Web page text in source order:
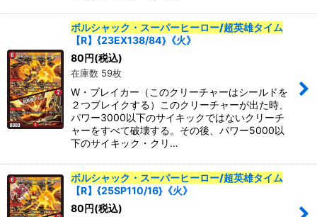
ボルシャック・スーパーヒーロー/超英雄タイム
【R】{23EX138/84}《火》
80 円(税込)
在庫数 59枚
W・ブレイカー（このクリーチャーはシールドを
２つブレイクする）このクリーチャーが出た時、
パワー3000以下のサイキックではないクリーチ
ャーをすべて破壊する。その後、パワー5000以
下のサイキック・クリ…
ボルシャック・スーパーヒーロー/超英雄タイム
【R】{25SP110/16}《火》
80 円(税込)